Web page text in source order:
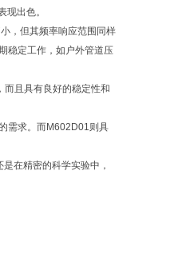
出色。
，但其频率响应范围同样
稳定工作，如户外管道压
而且具有良好的稳定性和
需求。而M602D01则具
在精密的科学实验中，